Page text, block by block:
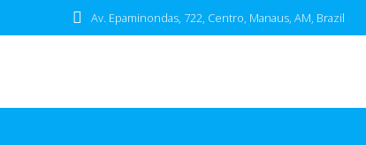
Av. Epaminondas, 722, Centro, Manaus, AM, Brazil